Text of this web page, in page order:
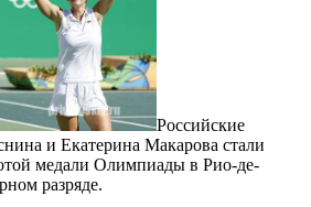
Российские
и Екатерина Макарова стали
медали Олимпиады в Рио-де-
разряде.